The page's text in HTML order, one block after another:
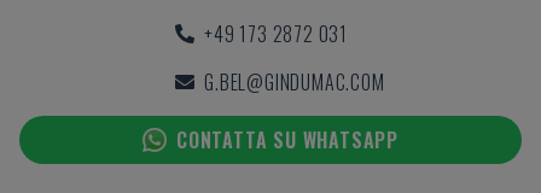
+49 173 2872 031
G.BEL@GINDUMAC.COM
CONTATTA SU WHATSAPP